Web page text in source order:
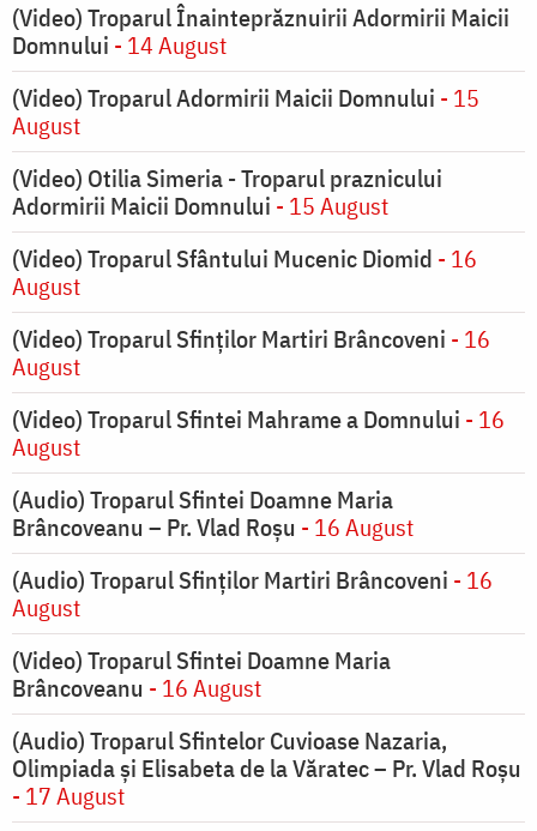
(Video) Troparul Înainteprăznuirii Adormirii Maicii
Domnului - 14 August
(Video) Troparul Adormirii Maicii Domnului - 15
August
(Video) Otilia Simeria - Troparul praznicului
Adormirii Maicii Domnului - 15 August
(Video) Troparul Sfântului Mucenic Diomid - 16
August
(Video) Troparul Sfinților Martiri Brâncoveni - 16
August
(Video) Troparul Sfintei Mahrame a Domnului - 16
August
(Audio) Troparul Sfintei Doamne Maria
Brâncoveanu – Pr. Vlad Roșu - 16 August
(Audio) Troparul Sfinților Martiri Brâncoveni - 16
August
(Video) Troparul Sfintei Doamne Maria
Brâncoveanu - 16 August
(Audio) Troparul Sfintelor Cuvioase Nazaria,
Olimpiada și Elisabeta de la Văratec – Pr. Vlad Roșu
- 17 August